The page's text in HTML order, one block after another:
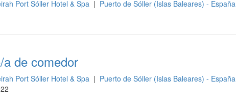
Port Sóller Hotel & Spa | Puerto de Sóller (Islas Baleares) - España
a de comedor
Port Sóller Hotel & Spa | Puerto de Sóller (Islas Baleares) - España